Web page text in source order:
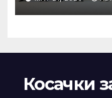
Косачки